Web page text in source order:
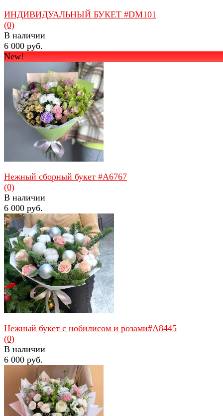
избранное сравнить
ИНДИВИДУАЛЬНЫЙ БУКЕТ #DM101
(0)
В наличии
6 000 руб.
New!
избранное сравнить
Нежный сборный букет #A6767
(0)
В наличии
6 000 руб.
Нежный букет с нобилисом и розами#A8445
(0)
В наличии
6 000 руб.